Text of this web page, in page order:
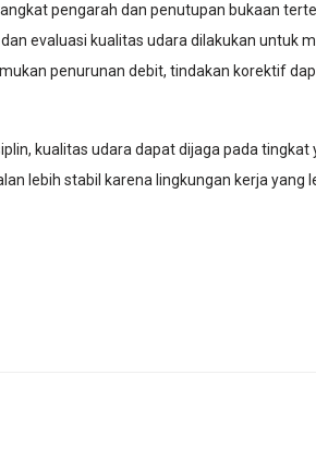
pengarah dan penutupan bukaan
evaluasi kualitas udara dilakukan untuk
penurunan debit, tindakan korektif
kualitas udara dapat dijaga pada
lebih stabil karena lingkungan kerja